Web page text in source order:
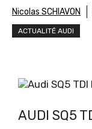
Nicolas SCHIAVON
ACTUALITÉ AUDI
Audi SQ5
AUDI SQ5